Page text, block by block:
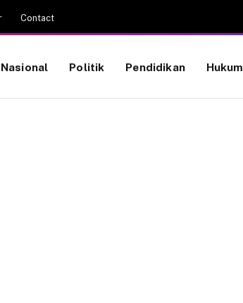
Contact
Nasional Politik Pendidikan Hukum